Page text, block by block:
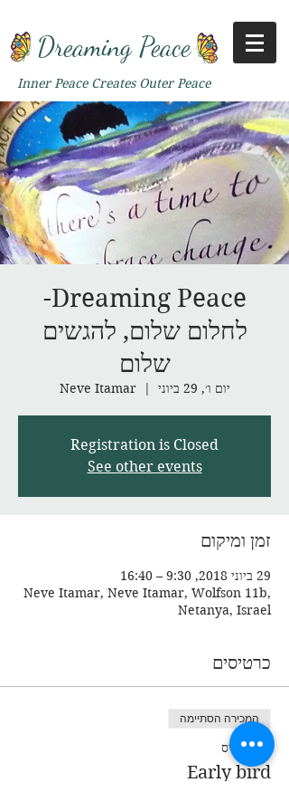
Dreaming Peace
Inner Peace Creates Outer Peace
Dreaming Peace-
לחלום שלום, להגשים
שלום
יום ו׳, 29 ביוני
  |
Neve Itamar
Registration is Closed
See other events
זמן ומיקום
29 ביוני 2018, 9:30 – 16:40
Neve Itamar, Neve Itamar, Wolfson 11b,
Netanya, Israel
כרטיסים
המכירה הסתיימה
סוג כרטיס
Early bird